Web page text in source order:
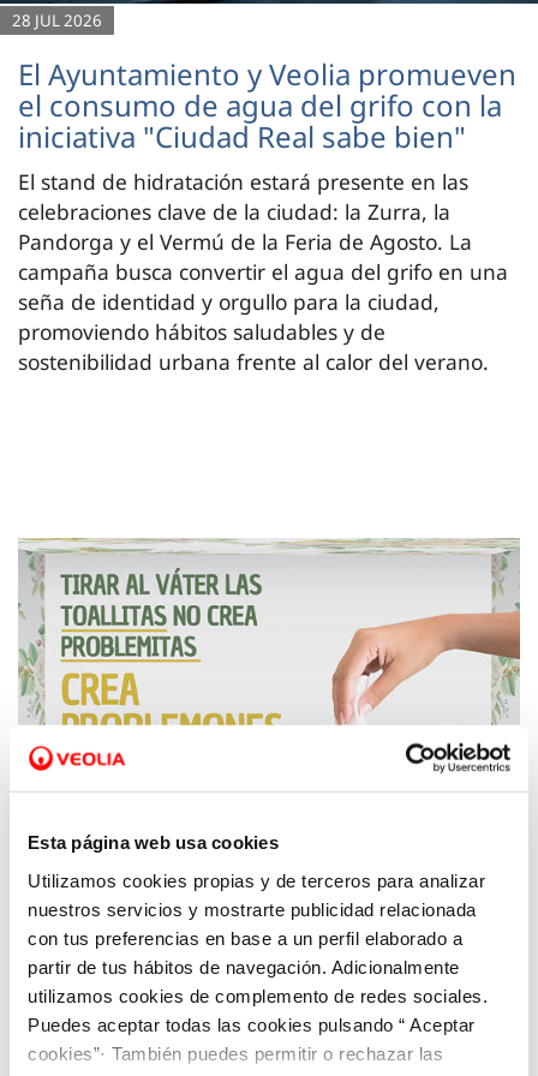
Esta página web usa cookies
Utilizamos cookies propias y de terceros para analizar
nuestros servicios y mostrarte publicidad relacionada
con tus preferencias en base a un perfil elaborado a
partir de tus hábitos de navegación. Adicionalmente
utilizamos cookies de complemento de redes sociales.
Puedes aceptar todas las cookies pulsando “ Aceptar
cookies”· También puedes permitir o rechazar las
28 JUL 2026
El Ayuntamiento y Veolia promueven
el consumo de agua del grifo con la
iniciativa "Ciudad Real sabe bien"
El stand de hidratación estará presente en las
celebraciones clave de la ciudad: la Zurra, la
Pandorga y el Vermú de la Feria de Agosto. La
campaña busca convertir el agua del grifo en una
seña de identidad y orgullo para la ciudad,
promoviendo hábitos saludables y de
sostenibilidad urbana frente al calor del verano.
25 NOV 2020
Aquona lanza una campaña de
concienciación sobre los problemas que
producen en las redes de saneamiento las
mascarillas, bastoncitos y toallitas